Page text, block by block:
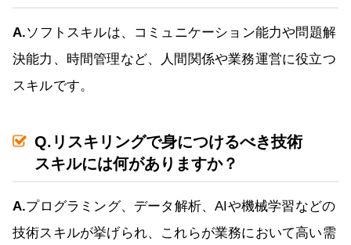
A.ソフトスキルは、コミュニケーション能力や問題解
決能力、時間管理など、人間関係や業務運営に役立つ
スキルです。
Q.リスキリングで身につけるべき技術
スキルには何がありますか？
A.プログラミング、データ解析、AIや機械学習などの
技術スキルが挙げられ、これらが業務において高い需